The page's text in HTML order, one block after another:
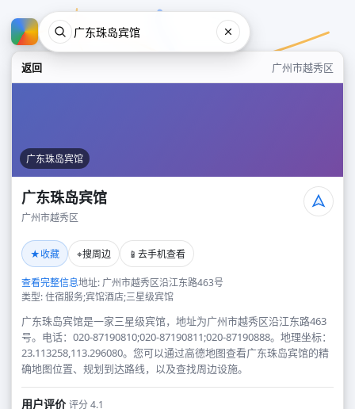
返回 广州市越秀区
广东珠岛宾馆
广东珠岛宾馆
广州市越秀区
★收藏 ⌖搜周边 📱 去手机查看
查看完整信息地址: 广州市越秀区沿江东路463号
类型: 住宿服务;宾馆酒店;三星级宾馆
广东珠岛宾馆是一家三星级宾馆，地址为广州市越秀区沿江东路463
号。电话：020-87190810;020-87190811;020-87190888。地理坐标：
23.113258,113.296080。您可以通过高德地图查看广东珠岛宾馆的精
确地图位置、规划到达路线，以及查找周边设施。
用户评价评分 4.1